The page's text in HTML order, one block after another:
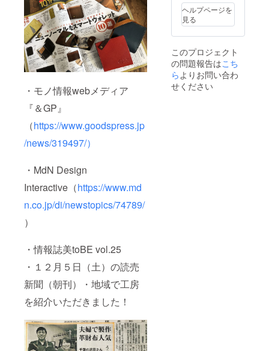
・モノ情報webメディア
『＆GP』
（https://www.goodspress.jp
/news/319497/）
・MdN Design
Interactive（https://www.md
n.co.jp/di/newstopics/74789/
）
・情報誌美toBE vol.25
・１２月５日（土）の読売
新聞（朝刊）・地域で工房
を紹介いただきました！
況、製
上の都
合等に
より出
荷時期
が遅れ
る場合
があり
合、正
規販売
価格が
販売予
より下
がる可
能性も
ござい
す。 ※
デザイ
ン・仕
様は変
る可能
性もご
ざいま
す。ご
了承く
ヘルプページを
見る
このプロジェクト
の問題報告はこち
ら よりお問い合わ
せください